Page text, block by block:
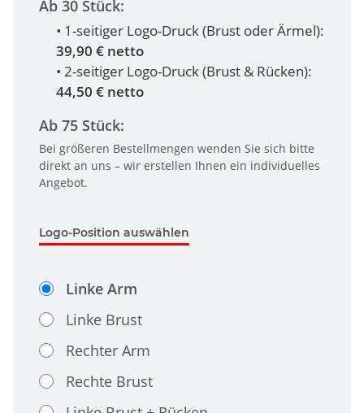
Ab 30 Stück:
• 1-seitiger Logo-Druck (Brust oder Ärmel):
39,90 € netto
• 2-seitiger Logo-Druck (Brust & Rücken):
44,50 € netto
Ab 75 Stück:
Bei größeren Bestellmengen wenden Sie sich bitte
direkt an uns – wir erstellen Ihnen ein individuelles
Angebot.
Logo-Position auswählen
Linke Arm
Linke Brust
Rechter Arm
Rechte Brust